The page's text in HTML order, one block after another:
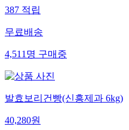
387적립
무료배송
4,511명구매중
발효보리건빵(신흥제과 6kg)
40,280원